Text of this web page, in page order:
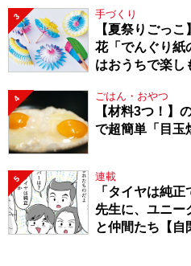
3 手づくり
【夏祭りごっ
花「でんぐり紙
はおうちで楽し
4 ごはん・おやつ
【材料3つ！】
で超簡単「目玉
5 連載
「タイヤは純
先生に、ユニー
と仲間たち【